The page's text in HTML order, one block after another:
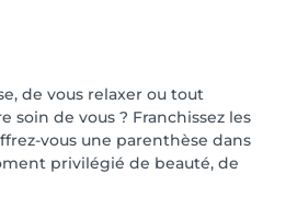
de vous relaxer ou tout
de vous ? Franchissez les
vous une parenthèse dans
privilégié de beauté, de